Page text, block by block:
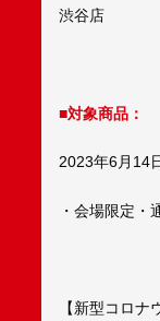
渋谷店
■対象商品：
2023年6月14
・会場限定
【新型コロナ